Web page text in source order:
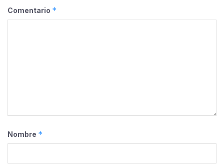
Comentario *
Nombre *